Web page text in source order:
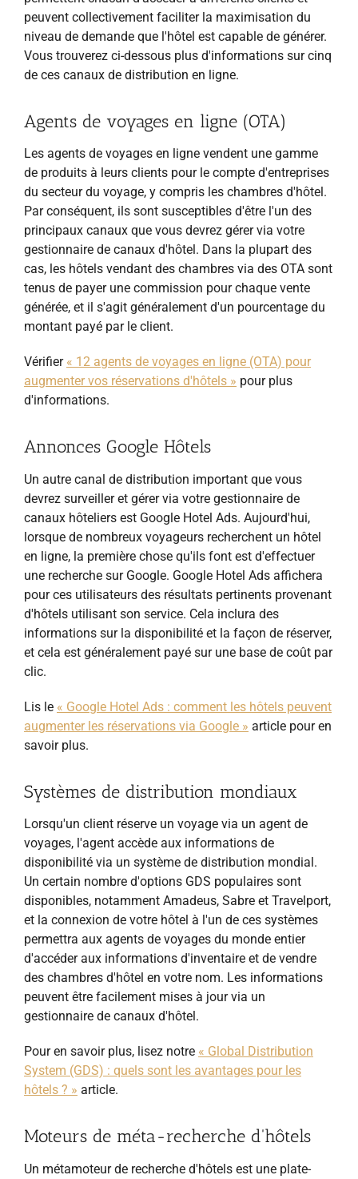
peuvent collectivement faciliter la maximisation du
niveau de demande que l'hôtel est capable de générer.
Vous trouverez ci-dessous plus d'informations sur cinq
de ces canaux de distribution en ligne.
Agents de voyages en ligne (OTA)
Les agents de voyages en ligne vendent une gamme
de produits à leurs clients pour le compte d'entreprises
du secteur du voyage, y compris les chambres d'hôtel.
Par conséquent, ils sont susceptibles d'être l'un des
principaux canaux que vous devrez gérer via votre
gestionnaire de canaux d'hôtel. Dans la plupart des
cas, les hôtels vendant des chambres via des OTA sont
tenus de payer une commission pour chaque vente
générée, et il s'agit généralement d'un pourcentage du
montant payé par le client.
Vérifier « 12 agents de voyages en ligne (OTA) pour
augmenter vos réservations d'hôtels » pour plus
d'informations.
Annonces Google Hôtels
Un autre canal de distribution important que vous
devrez surveiller et gérer via votre gestionnaire de
canaux hôteliers est Google Hotel Ads. Aujourd'hui,
lorsque de nombreux voyageurs recherchent un hôtel
en ligne, la première chose qu'ils font est d'effectuer
une recherche sur Google. Google Hotel Ads affichera
pour ces utilisateurs des résultats pertinents provenant
d'hôtels utilisant son service. Cela inclura des
informations sur la disponibilité et la façon de réserver,
et cela est généralement payé sur une base de coût par
clic.
Lis le « Google Hotel Ads : comment les hôtels peuvent
augmenter les réservations via Google » article pour en
savoir plus.
Systèmes de distribution mondiaux
Lorsqu'un client réserve un voyage via un agent de
voyages, l'agent accède aux informations de
disponibilité via un système de distribution mondial.
Un certain nombre d'options GDS populaires sont
disponibles, notamment Amadeus, Sabre et Travelport,
et la connexion de votre hôtel à l'un de ces systèmes
permettra aux agents de voyages du monde entier
d'accéder aux informations d'inventaire et de vendre
des chambres d'hôtel en votre nom. Les informations
peuvent être facilement mises à jour via un
gestionnaire de canaux d'hôtel.
Pour en savoir plus, lisez notre « Global Distribution
System (GDS) : quels sont les avantages pour les
hôtels ? » article.
Moteurs de méta-recherche d'hôtels
Un métamoteur de recherche d'hôtels est une plate-